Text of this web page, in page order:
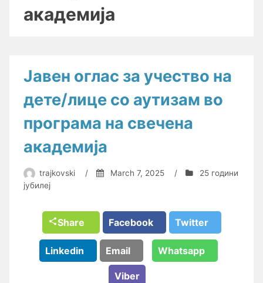
аутизам
академија
Јавен оглас за учество на
дете/лице со аутизам во
програма на свечена
академија
trajkovski / March 7, 2025 /
25 години
јубилеј
Share Facebook Twitter
Linkedin Email Whatsapp
Viber